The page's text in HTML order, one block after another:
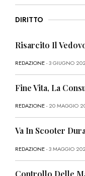
DIRITTO
Risarcito Il
REDAZIONE- 3 GIUGNO
Fine Vita, La
REDAZIONE- 20 MAGGIO
Va In Scooter
REDAZIONE- 3 MAGGIO
Controllo Delle